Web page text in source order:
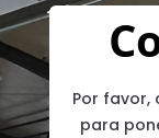
Por favor,
para